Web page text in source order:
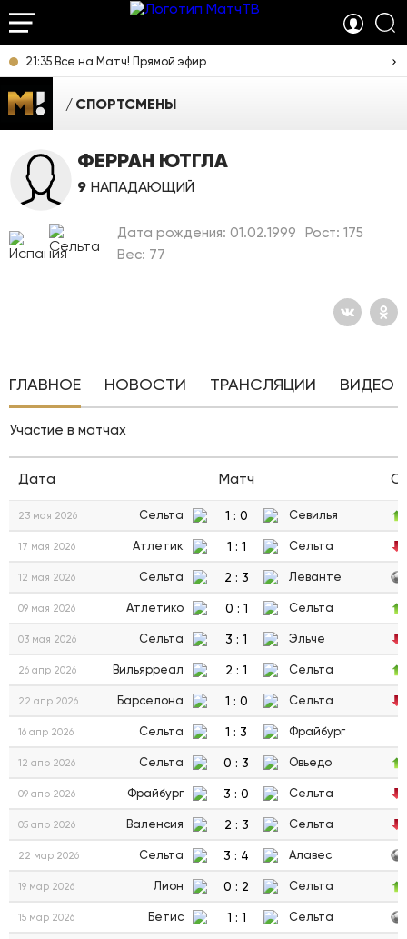
21:35 Все на Матч! Прямой эфир
СПОРТСМЕНЫ
ФЕРРАН ЮТГЛА
9 НАПАДАЮЩИЙ
Дата рождения: 01.02.1999
Рост: 175
Вес: 77
ГЛАВНОЕ НОВОСТИ ТРАНСЛЯЦИИ ВИДЕО
Участие в матчах
Дата Матч
23 мая 2026 Сельта 1 : 0 Севилья
17 мая 2026 Атлетик 1 : 1 Сельта
12 мая 2026 Сельта 2 : 3 Леванте
09 мая 2026 Атлетико 0 : 1 Сельта
03 мая 2026 Сельта 3 : 1 Эльче
26 апр 2026 Вильярреал 2 : 1 Сельта
22 апр 2026 Барселона 1 : 0 Сельта
16 апр 2026 Сельта 1 : 3 Фрайбург
12 апр 2026 Сельта 0 : 3 Овьедо
09 апр 2026 Фрайбург 3 : 0 Сельта
05 апр 2026 Валенсия 2 : 3 Сельта
22 мар 2026 Сельта 3 : 4 Алавес
19 мар 2026 Лион 0 : 2 Сельта
15 мар 2026 Бетис 1 : 1 Сельта